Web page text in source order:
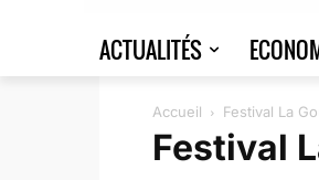
ACTUALITÉS
Accueil Festival La
Festival